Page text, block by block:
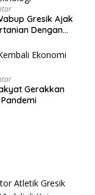
Gresik Ajak
Dengan
Gerakkan